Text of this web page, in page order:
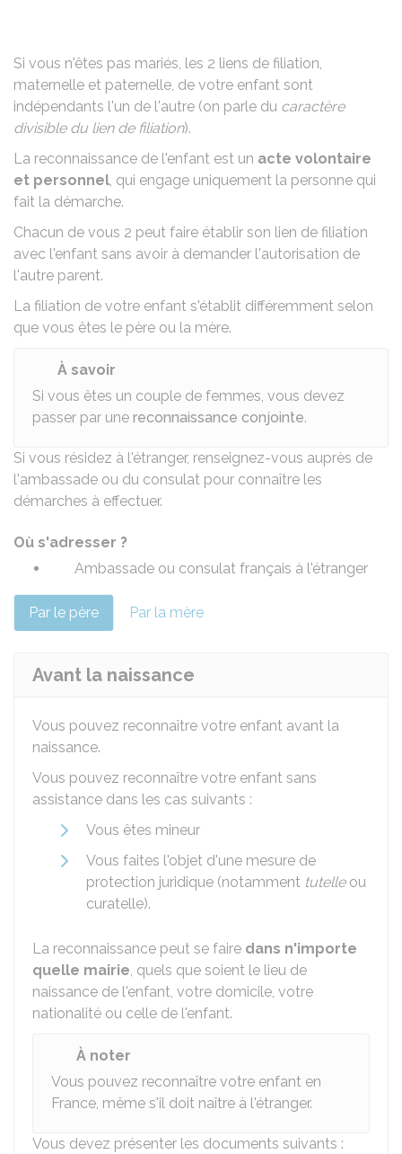
Si vous n'êtes pas mariés, les 2 liens de filiation,
maternelle et paternelle, de votre enfant sont
indépendants l'un de l'autre (on parle du caractère
divisible du lien de filiation).
La reconnaissance de l'enfant est un acte volontaire
et personnel, qui engage uniquement la personne qui
fait la démarche.
Chacun de vous 2 peut faire établir son lien de filiation
avec l'enfant sans avoir à demander l'autorisation de
l'autre parent.
La filiation de votre enfant s'établit différemment selon
que vous êtes le père ou la mère.
À savoir
Si vous êtes un couple de femmes, vous devez
passer par une reconnaissance conjointe.
Si vous résidez à l'étranger, renseignez-vous auprès de
l'ambassade ou du consulat pour connaître les
démarches à effectuer.
Où s'adresser ?
Ambassade ou consulat français à l'étranger
Par le père Par la mère
Avant la naissance
Vous pouvez reconnaître votre enfant avant la
naissance.
Vous pouvez reconnaître votre enfant sans
assistance dans les cas suivants :
Vous êtes mineur
Vous faites l'objet d'une mesure de
protection juridique (notamment tutelleou
curatelle).
La reconnaissance peut se faire dans n'importe
quelle mairie, quels que soient le lieu de
naissance de l'enfant, votre domicile, votre
nationalité ou celle de l'enfant.
À noter
Vous pouvez reconnaître votre enfant en
France, même s'il doit naître à l'étranger.
Vous devez présenter les documents suivants :